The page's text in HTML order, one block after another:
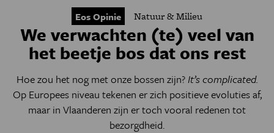
Eos Opinie Natuur & Milieu
We verwachten (te) veel van
het beetje bos dat ons rest
Hoe zou het nog met onze bossen zijn?It’s complicated.
Op Europees niveau tekenen er zich positieve evoluties af,
maar in Vlaanderen zijn er toch vooral redenen tot
bezorgdheid.